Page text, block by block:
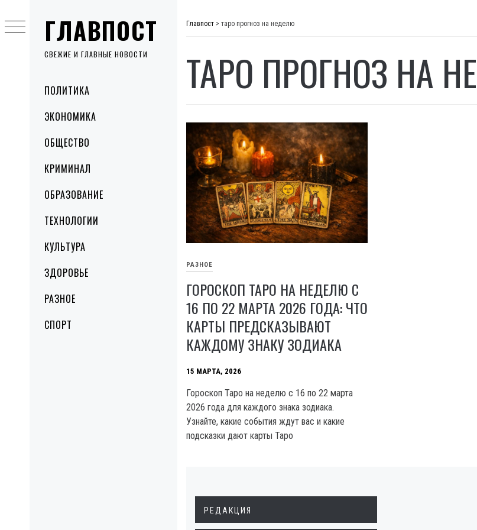
ГЛАВПОСТ
СВЕЖИЕ И ГЛАВНЫЕ НОВОСТИ
MenuПОЛИТИКА
ЭКОНОМИКА
ОБЩЕСТВО
КРИМИНАЛ
ОБРАЗОВАНИЕ
ТЕХНОЛОГИИ
КУЛЬТУРА
ЗДОРОВЬЕ
РАЗНОЕ
СПОРТ
to
content
Главпост > таро прогноз на неделю
ТАРО ПРОГНОЗ НА
РАЗНОЕ
ГОРОСКОП ТАРО НА НЕДЕЛЮ С
16 ПО 22 МАРТА 2026 ГОДА: ЧТО
КАРТЫ ПРЕДСКАЗЫВАЮТ
КАЖДОМУ ЗНАКУ ЗОДИАКА
15 МАРТА, 2026
Гороскоп Таро на неделю с 16 по 22 марта
2026 года для каждого знака зодиака.
Узнайте, какие события ждут вас и какие
подсказки дают карты Таро
РЕДАКЦИЯ